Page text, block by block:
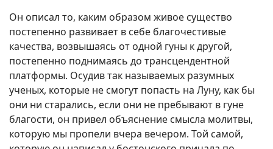
Он описал то, каким образом живое существо
постепенно развивает в себе благочестивые
качества, возвышаясь от одной гуны к другой,
постепенно поднимаясь до трансцендентной
платформы. Осудив так называемых разумных
ученых, которые не смогут попасть на Луну, как бы
они ни старались, если они не пребывают в гуне
благости, он привел объяснение смысла молитвы,
которую мы пропели вчера вечером. Той самой,